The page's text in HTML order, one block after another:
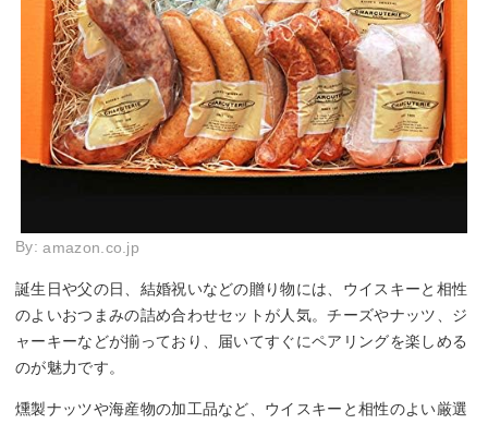
By:amazon.co.jp
誕生日や父の日、結婚祝いなどの贈り物には、ウイスキーと相性
のよいおつまみの詰め合わせセットが人気。チーズやナッツ、ジ
ャーキーなどが揃っており、届いてすぐにペアリングを楽しめる
のが魅力です。
燻製ナッツや海産物の加工品など、ウイスキーと相性のよい厳選